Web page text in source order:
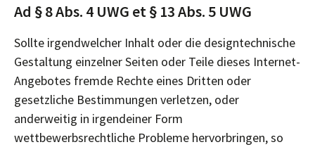
Ad § 8 Abs. 4 UWG et § 13 Abs. 5 UWG
Sollte irgendwelcher Inhalt oder die designtechnische
Gestaltung einzelner Seiten oder Teile dieses Internet-
Angebotes fremde Rechte eines Dritten oder
gesetzliche Bestimmungen verletzen, oder
anderweitig in irgendeiner Form
wettbewerbsrechtliche Probleme hervorbringen, so